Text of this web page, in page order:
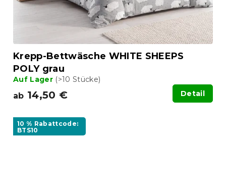
Krepp-Bettwäsche WHITE SHEEPS
POLY grau
Auf Lager (>10 Stücke)
ab 14,50 € Detail
10 % Rabattcode:
BTS10